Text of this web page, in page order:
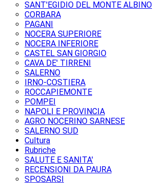
SANT'EGIDIO DEL MONTE ALBINO
CORBARA
PAGANI
NOCERA SUPERIORE
NOCERA INFERIORE
CASTEL SAN GIORGIO
CAVA DE' TIRRENI
SALERNO
IRNO-COSTIERA
ROCCAPIEMONTE
POMPEI
NAPOLI E PROVINCIA
AGRO NOCERINO SARNESE
SALERNO SUD
Cultura
Rubriche
SALUTE E SANITA'
RECENSIONI DA PAURA
SPOSARSI